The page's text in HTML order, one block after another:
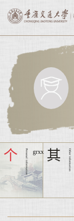
个 Personal information grxx 其 Other information